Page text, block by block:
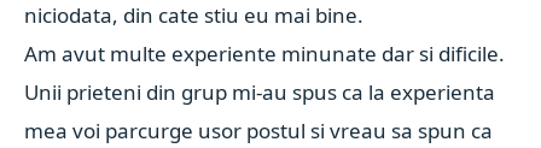
niciodata, din cate stiu eu mai bine.
Am avut multe experiente minunate dar si dificile.
Unii prieteni din grup mi-au spus ca la experienta
mea voi parcurge usor postul si vreau sa spun ca